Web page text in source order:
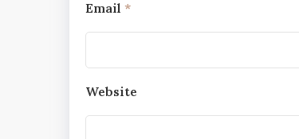
Email *
Website